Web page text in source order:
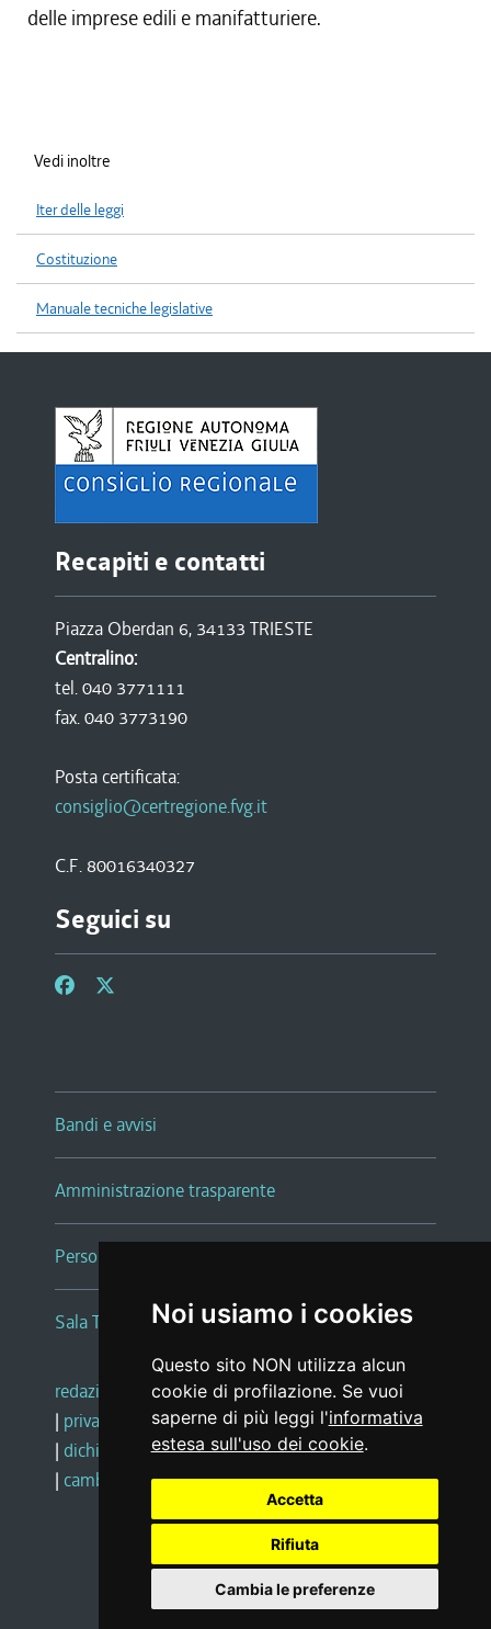
Noi usiamo i cookies
Questo sito NON utilizza alcun
cookie di profilazione. Se vuoi
saperne di più leggi l'informativa
estesa sull'uso dei cookie.
Accetta
Rifiuta
Cambia le preferenze
delle imprese edili e manifatturiere.
Vedi inoltre
Iter delle leggi
Costituzione
Manuale tecniche legislative
Recapiti e contatti
Piazza Oberdan 6, 34133 TRIESTE
Centralino:
tel. 040 3771111
fax. 040 3773190
Posta certificata:
consiglio@certregione.fvg.it
C.F. 80016340327
Seguici su
Bandi e avvisi
Amministrazione trasparente
Persone e Uffici
Sala Tiziano Tessitori
redazione web |note legali |glossario
| privacy
social media policy
| dichiarazione di accessibilità |feedback
| cambio preferenze cookie
Realizzato da